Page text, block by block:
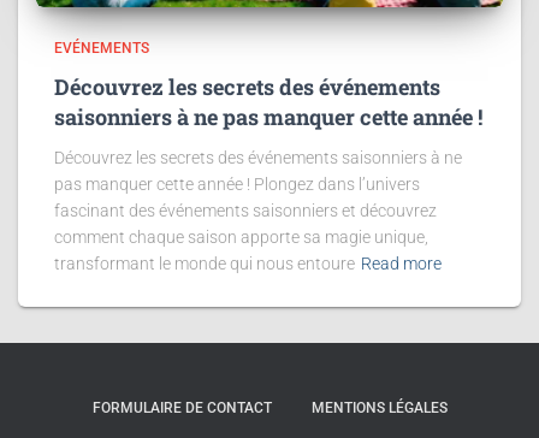
EVÉNEMENTS
Découvrez les secrets des événements
saisonniers à ne pas manquer cette année !
Découvrez les secrets des événements saisonniers à ne
pas manquer cette année ! Plongez dans l’univers
fascinant des événements saisonniers et découvrez
comment chaque saison apporte sa magie unique,
transformant le monde qui nous entoure Read more
FORMULAIRE DE CONTACT MENTIONS LÉGALES